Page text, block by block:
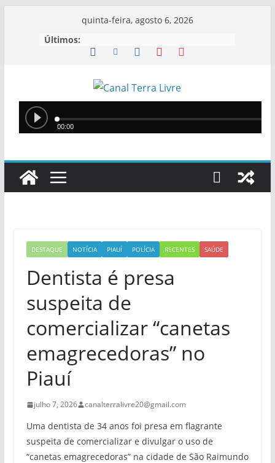
quinta-feira, agosto 6, 2026
Últimos:
DESTAQUE NOTÍCIA PIAUÍ POLÍCIA RECENTES SAÚDE
Dentista é presa
suspeita de
comercializar “canetas
emagrecedoras” no
Piauí
julho 7, 2026 canalterralivre20@gmail.com
Uma dentista de 34 anos foi presa em flagrante
suspeita de comercializar e divulgar o uso de
“canetas emagrecedoras” na cidade de São Raimundo